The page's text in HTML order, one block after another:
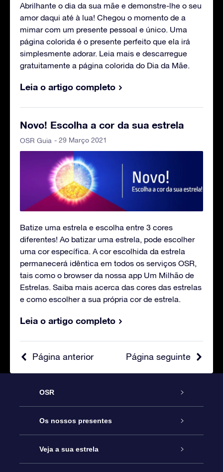
Abrilhante o dia da sua mãe e demonstre-lhe o seu
amor daqui até à lua! Chegou o momento de a
mimar com um presente pessoal e único. Uma
página colorida é o presente perfeito que ela irá
simplesmente adorar. Leia mais e descarregue
gratuitamente a página colorida do Dia da Mãe.
Leia o artigo completo
Novo! Escolha a cor da sua estrela
OSR Guia - 29 Março 2021
Batize uma estrela e escolha entre 3 cores
diferentes! Ao batizar uma estrela, pode escolher
uma cor específica. A cor escolhida da estrela
permanecerá idêntica em todos os serviços OSR,
tais como o browser da nossa app Um Milhão de
Estrelas. Saiba mais acerca das cores das estrelas
e como escolher a sua própria cor de estrela.
Leia o artigo completo
Página seguinte
Página anterior
OSR
Serviço
Contactos
Os nossos presentes
Prenda Star Online
Veja a sua estrela